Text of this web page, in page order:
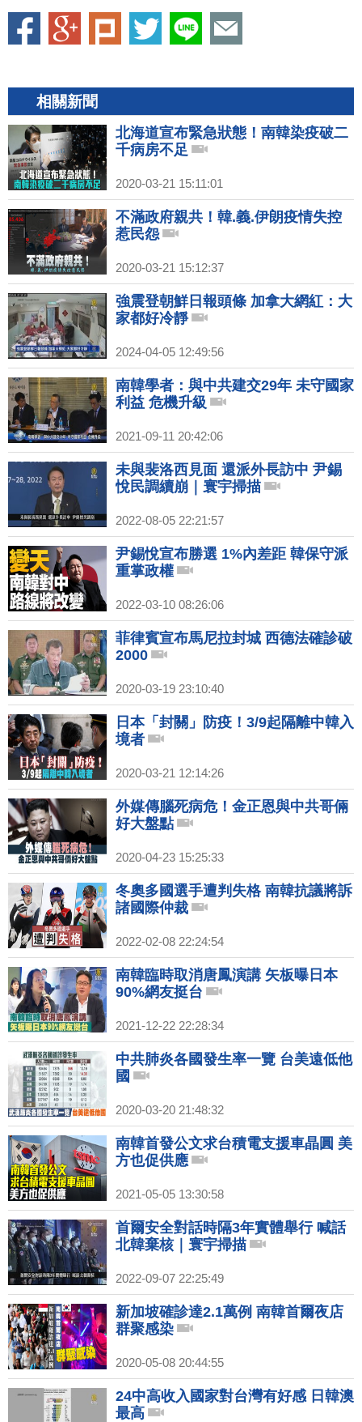
相關新聞
北海道宣布緊急狀態！南韓染疫破二
千病房不足
2020-03-21 15:11:01
不滿政府親共！韓.義.伊朗疫情失控
惹民怨
2020-03-21 15:12:37
強震登朝鮮日報頭條 加拿大網紅：大
家都好冷靜
2024-04-05 12:49:56
南韓學者：與中共建交29年 未守國家
利益 危機升級
2021-09-11 20:42:06
未與裴洛西見面 還派外長訪中 尹錫
悅民調續崩｜寰宇掃描
2022-08-05 22:21:57
尹錫悅宣布勝選 1%內差距 韓保守派
重掌政權
2022-03-10 08:26:06
菲律賓宣布馬尼拉封城 西德法確診破
2000
2020-03-19 23:10:40
日本「封關」防疫！3/9起隔離中韓入
境者
2020-03-21 12:14:26
外媒傳腦死病危！金正恩與中共哥倆
好大盤點
2020-04-23 15:25:33
冬奧多國選手遭判失格 南韓抗議將訴
諸國際仲裁
2022-02-08 22:24:54
南韓臨時取消唐鳳演講 矢板曝日本
90%網友挺台
2021-12-22 22:28:34
中共肺炎各國發生率一覽 台美遠低他
國
2020-03-20 21:48:32
南韓首發公文求台積電支援車晶圓 美
方也促供應
2021-05-05 13:30:58
首爾安全對話時隔3年實體舉行 喊話
北韓棄核｜寰宇掃描
2022-09-07 22:25:49
新加坡確診達2.1萬例 南韓首爾夜店
群聚感染
2020-05-08 20:44:55
24中高收入國家對台灣有好感 日韓澳
最高